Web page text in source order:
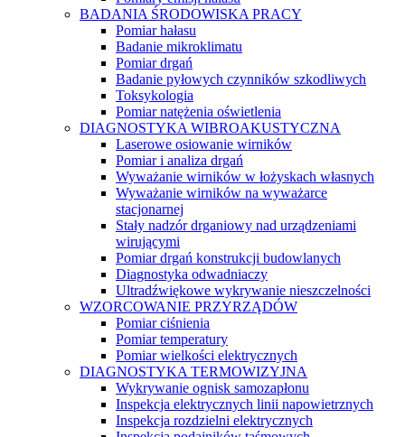
BADANIA ŚRODOWISKA PRACY
Pomiar hałasu
Badanie mikroklimatu
Pomiar drgań
Badanie pyłowych czynników szkodliwych
Toksykologia
Pomiar natężenia oświetlenia
DIAGNOSTYKA WIBROAKUSTYCZNA
Laserowe osiowanie wirników
Pomiar i analiza drgań
Wyważanie wirników w łożyskach własnych
Wyważanie wirników na wyważarce
stacjonarnej
Stały nadzór drganiowy nad urządzeniami
wirującymi
Pomiar drgań konstrukcji budowlanych
Diagnostyka odwadniaczy
Ultradźwiękowe wykrywanie nieszczelności
WZORCOWANIE PRZYRZĄDÓW
Pomiar ciśnienia
Pomiar temperatury
Pomiar wielkości elektrycznych
DIAGNOSTYKA TERMOWIZYJNA
Wykrywanie ognisk samozapłonu
Inspekcja elektrycznych linii napowietrznych
Inspekcja rozdzielni elektrycznych